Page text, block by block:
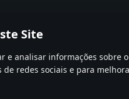
Site
e analisar informações sobre
redes sociais e para